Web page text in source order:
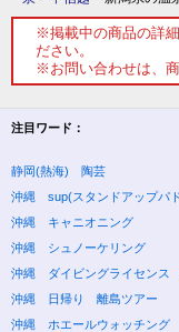
※掲載中の商品の詳
ださい。
※お問い合わせは、
注目ワード：
静岡(熱海) 陶芸
沖縄 sup(スタンドアップパ
沖縄 キャニオニング
沖縄 シュノーケリング
沖縄 ダイビングライセンス
沖縄 日帰り 離島ツアー
沖縄 ホエールウォッチング